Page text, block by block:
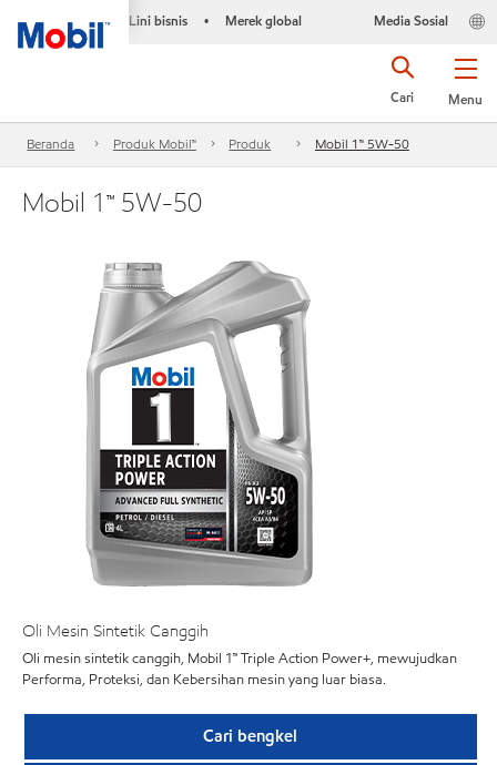
Lini bisnis • Merek global Media Sosial
Menu
Cari
Beranda Produk Mobil™ Produk Mobil 1™ 5W-50
Mobil 1™ 5W-50
Oli Mesin Sintetik Canggih
Oli mesin sintetik canggih, Mobil 1™ Triple Action Power+, mewujudkan
Performa, Proteksi, dan Kebersihan mesin yang luar biasa.
Cari bengkel